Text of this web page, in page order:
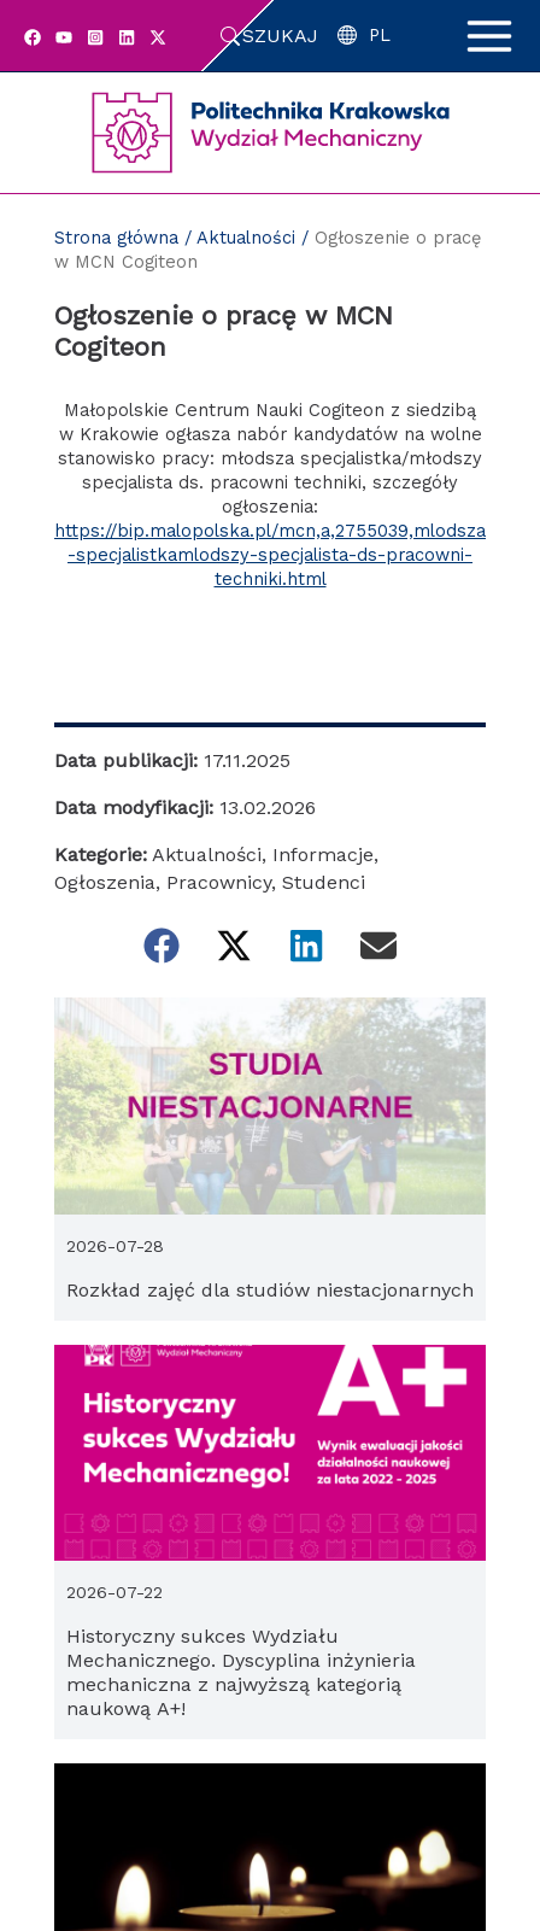
SZUKAJ PL
Strona główna/ Aktualności / Ogłoszenie o pracę
w MCN Cogiteon
Ogłoszenie o pracę w MCN
Cogiteon
Małopolskie Centrum Nauki Cogiteon z siedzibą
w Krakowie ogłasza nabór kandydatów na wolne
stanowisko pracy: młodsza specjalistka/młodszy
specjalista ds. pracowni techniki, szczegóły
ogłoszenia:
https://bip.malopolska.pl/mcn,a,2755039,mlodsza
-specjalistkamlodszy-specjalista-ds-pracowni-
techniki.html
Data publikacji: 17.11.2025
Data modyfikacji: 13.02.2026
Kategorie: Aktualności, Informacje,
Ogłoszenia, Pracownicy, Studenci
Rozkład zajęć dla studiów niestacjonarnych
2026-07-28
Historyczny sukces Wydziału
Mechanicznego. Dyscyplina inżynieria
mechaniczna z najwyższą kategorią
naukową A+!
2026-07-22